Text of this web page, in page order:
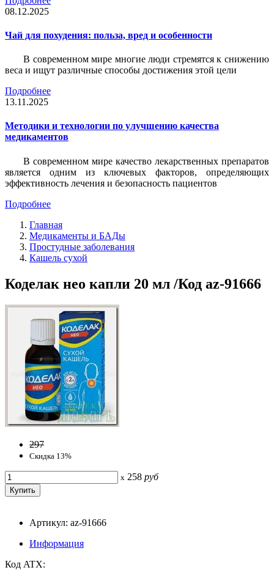
08.12.2025
Чай для похудения: польза, вред и особенности
В современном мире многие люди стремятся к снижению
веса и ищут различные способы достижения этой цели
Подробнее
13.11.2025
Методики и технологии по улучшению качества
медикаментов
В современном мире качество лекарственных препаратов
является одним из ключевых факторов, определяющих
эффективность лечения и безопасность пациентов
Подробнее
Главная
Медикаменты и БАДы
Простудные заболевания
Кашель сухой
Коделак нео капли 20 мл /Код az-91666
297
Скидка 13%
x 258 руб
Артикул: az-91666
Информация
Код ATX: